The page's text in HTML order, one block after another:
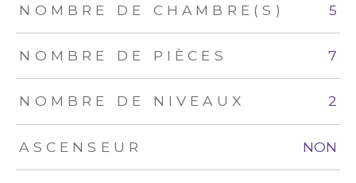
NOMBRE DE CHAMBRE(S) 5
NOMBRE DE PIÈCES 7
NOMBRE DE NIVEAUX 2
ASCENSEUR NON